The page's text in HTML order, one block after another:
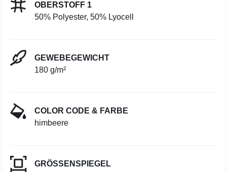
OBERSTOFF 1
50% Polyester, 50% Lyocell
GEWEBEGEWICHT
180 g/m²
COLOR CODE & FARBE
himbeere
GRÖSSENSPIEGEL